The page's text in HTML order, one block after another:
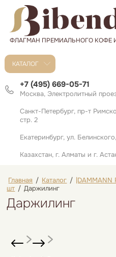
ФЛАГМАН ПРЕМИАЛЬНОГО КОФЕ
КАТАЛОГ
+7 (495) 669-05-71
Москва, Электролитный
Санкт-Петербург, пр-т
стр. 2
Екатеринбург, ул.
Казахстан, г. Алматы и г.
Главная / Каталог / |DAMMANN
шт / Даржилинг
Даржилинг